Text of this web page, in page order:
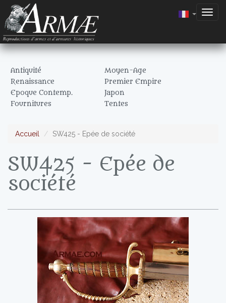
Antiquité
Moyen-Age
Renaissance
Premier Empire
Epoque Contemp.
Japon
Fournitures
Tentes
Accueil SW425 - Epée de société
SW425 - Epée de
société